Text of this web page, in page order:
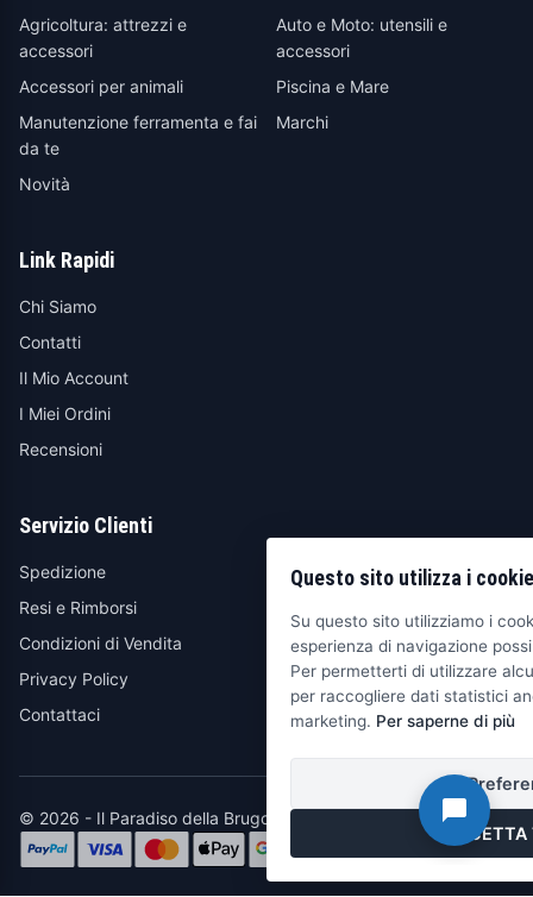
Agricoltura: attrezzi e
accessori
Auto e Moto: utensili e
accessori
Accessori per animali
Piscina e Mare
Manutenzione ferramenta e fai
da te
Marchi
Novità
Link Rapidi
Chi Siamo
Contatti
Il Mio Account
I Miei Ordini
Recensioni
Servizio Clienti
Spedizione
Resi e Rimborsi
Condizioni di Vendita
Privacy Policy
Contattaci
© 2026 - Il Paradiso della Brugola
Questo sito utilizza i cookie
Su questo sito utilizziamo i
esperienza di navigazione
Per permetterti di utilizzare
per raccogliere dati statistici
marketing. Per saperne di più